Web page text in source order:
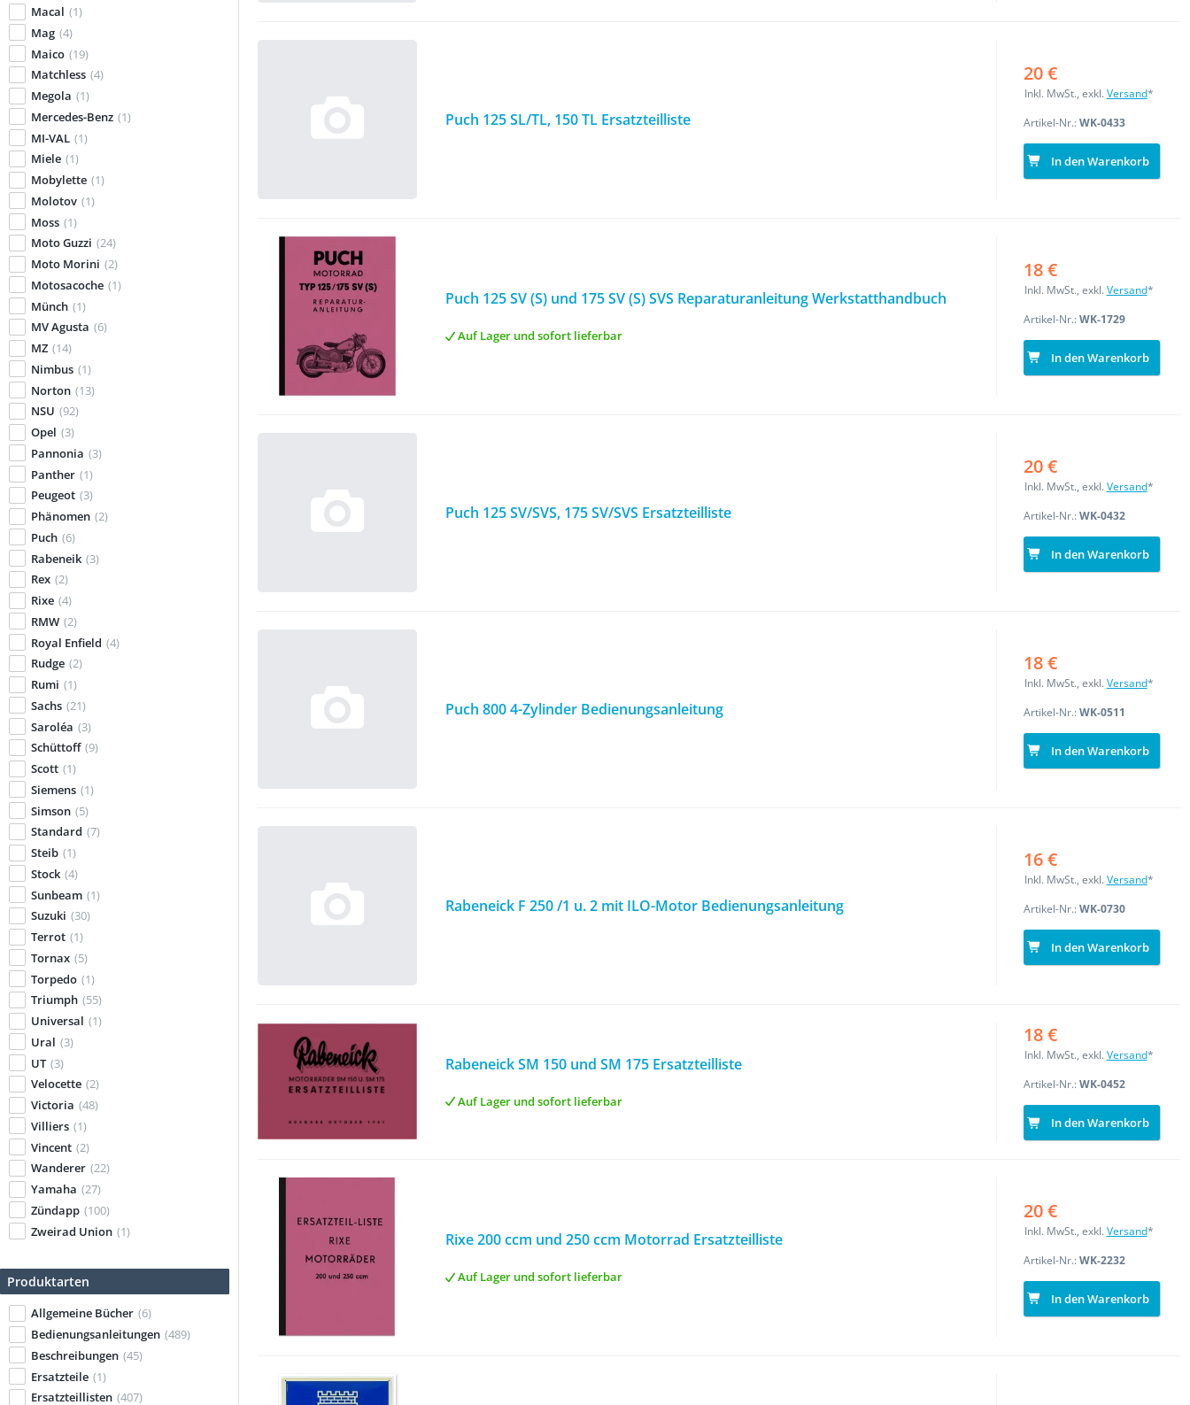
Macal (1)
Mag (4)
Maico (19)
Matchless (4)
Megola (1)
Mercedes-Benz (1)
MI-VAL (1)
Miele (1)
Mobylette (1)
Molotov (1)
Moss (1)
Moto Guzzi (24)
Moto Morini (2)
Motosacoche (1)
Münch (1)
MV Agusta (6)
MZ (14)
Nimbus (1)
Norton (13)
NSU (92)
Opel (3)
Pannonia (3)
Panther (1)
Peugeot (3)
Phänomen (2)
Puch (6)
Rabeneik (3)
Rex (2)
Rixe (4)
RMW (2)
Royal Enfield (4)
Rudge (2)
Rumi (1)
Sachs (21)
Saroléa (3)
Schüttoff (9)
Scott (1)
Siemens (1)
Simson (5)
Standard (7)
Steib (1)
Stock (4)
Sunbeam (1)
Suzuki (30)
Terrot (1)
Tornax (5)
Torpedo (1)
Triumph (55)
Universal (1)
Ural (3)
UT (3)
Velocette (2)
Victoria (48)
Villiers (1)
Vincent (2)
Wanderer (22)
Yamaha (27)
Zündapp (100)
Zweirad Union (1)
Produktarten
Allgemeine Bücher (6)
Bedienungsanleitungen (489)
Beschreibungen (45)
Ersatzteile (1)
Ersatzteillisten (407)
Puch 125 SL/TL, 150 TL Ersatzteilliste
20 €
Inkl. MwSt., exkl. Versand*
Artikel-Nr.:WK-0433
In den Warenkorb
Puch 125 SV (S) und 175 SV (S) SVS Reparaturanleitung Werkstatthandbuch
Auf Lager und sofort lieferbar
18 €
Inkl. MwSt., exkl. Versand*
Artikel-Nr.:WK-1729
In den Warenkorb
Puch 125 SV/SVS, 175 SV/SVS Ersatzteilliste
20 €
Inkl. MwSt., exkl. Versand*
Artikel-Nr.:WK-0432
In den Warenkorb
Puch 800 4-Zylinder Bedienungsanleitung
18 €
Inkl. MwSt., exkl. Versand*
Artikel-Nr.:WK-0511
In den Warenkorb
Rabeneick F 250 /1 u. 2 mit ILO-Motor Bedienungsanleitung
16 €
Inkl. MwSt., exkl. Versand*
Artikel-Nr.:WK-0730
In den Warenkorb
Rabeneick SM 150 und SM 175 Ersatzteilliste
Auf Lager und sofort lieferbar
18 €
Inkl. MwSt., exkl. Versand*
Artikel-Nr.:WK-0452
In den Warenkorb
Rixe 200 ccm und 250 ccm Motorrad Ersatzteilliste
Auf Lager und sofort lieferbar
20 €
Inkl. MwSt., exkl. Versand*
Artikel-Nr.:WK-2232
In den Warenkorb